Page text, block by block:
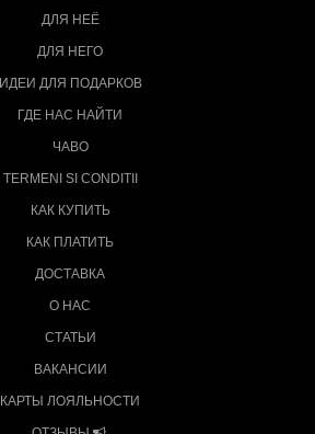
ДЛЯ НЕЁ
ДЛЯ НЕГО
ИДЕИ ДЛЯ ПОДАРКОВ
ГДЕ НАС НАЙТИ
ЧАВО
TERMENI SI CONDITII
КАК КУПИТЬ
КАК ПЛАТИТЬ
ДОСТАВКА
О НАС
СТАТЬИ
ВАКАНСИИ
КАРТЫ ЛОЯЛЬНОСТИ